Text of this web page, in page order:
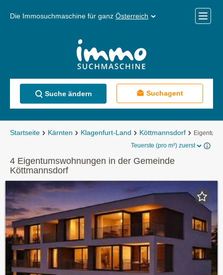
Die Immosuchmaschine für ganz Österreich
Menü
Suche ändern Suchagent
Startseite Kärnten Klagenfurt-Land Köttmannsdorf
Teuerste (pro m²) zuerst
4 Eigentumswohnungen in der Gemeinde
Köttmannsdorf